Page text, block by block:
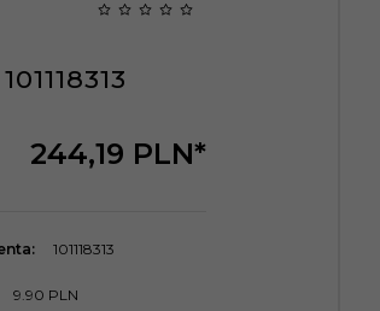
244,19 PLN*
101118313
9.90 PLN